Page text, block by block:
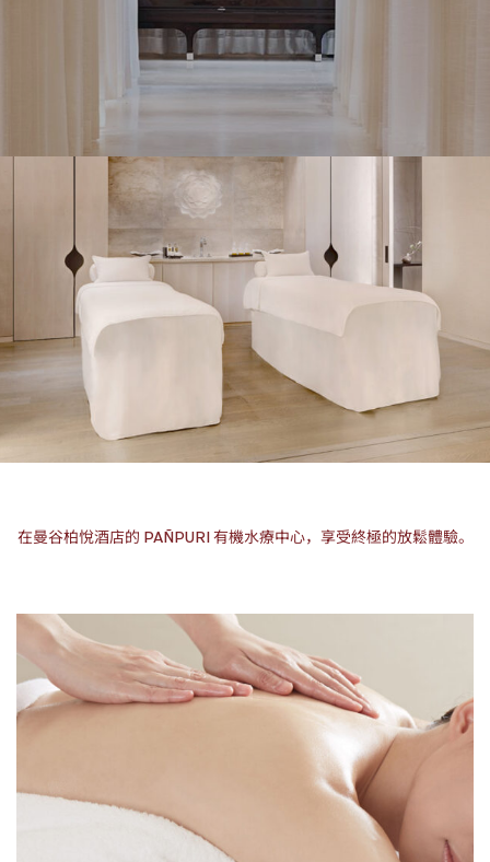
在曼谷柏悅酒店的 PAÑPURI 有機水療中心，享受終極的放鬆體驗。